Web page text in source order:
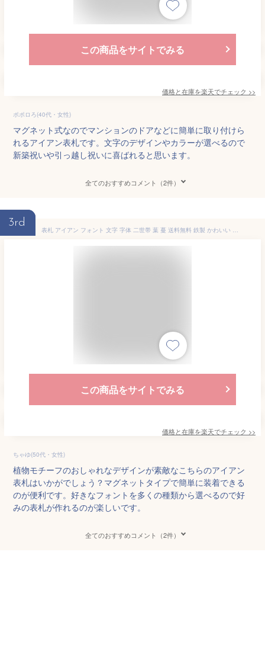
この商品をサイトでみる
価格と在庫を楽天でチェック >>
ポポロろ(40代・女性)
マグネット式なのでマンションのドアなどに簡単に取り付けら
れるアイアン表札です。文字のデザインやカラーが選べるので
新築祝いや引っ越し祝いに喜ばれると思います。
全てのおすすめコメント（2件）
3rd
表札 アイアン フォント 文字 字体 二世帯 葉 蔓 送料無料 鉄製 かわいい おしゃれ マグネットタイプ つると葉をモチーフにしたサインプレート 戸建 新築 お祝い ギフト に最適！
この商品をサイトでみる
価格と在庫を楽天でチェック >>
ちゃゆ(50代・女性)
植物モチーフのおしゃれなデザインが素敵なこちらのアイアン
表札はいかがでしょう？マグネットタイプで簡単に装着できる
のが便利です。好きなフォントを多くの種類から選べるので好
みの表札が作れるのが楽しいです。
全てのおすすめコメント（2件）